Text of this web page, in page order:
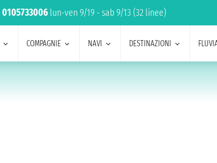
0105733006 lun-ven 9/19 - sab 9/13 (32 linee)
COMPAGNIE NAVI DESTINAZIONI